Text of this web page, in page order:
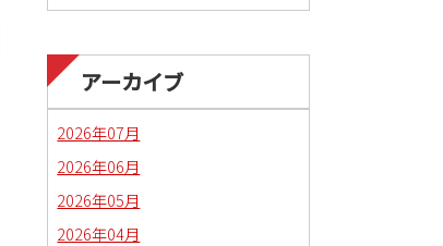
アーカイブ
2026年07月
2026年06月
2026年05月
2026年04月